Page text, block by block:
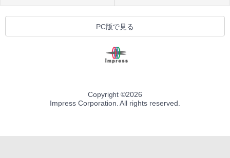
PC版で見る
Copyright ©2026
Impress Corporation. All rights reserved.